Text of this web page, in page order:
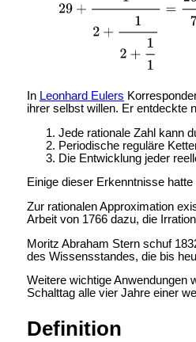
In Leonhard Eulers
ihrer selbst willen. Er entdeckte
Jede rationale Zahl kann
Periodische reguläre
Die Entwicklung jeder
Einige dieser Erkenntnisse
Zur rationalen Approximation
Arbeit von 1766 dazu, die
Moritz Abraham Stern schuf
des Wissensstandes, die bis
Weitere wichtige Anwendungen
Schalttag alle vier Jahre einer
Definition